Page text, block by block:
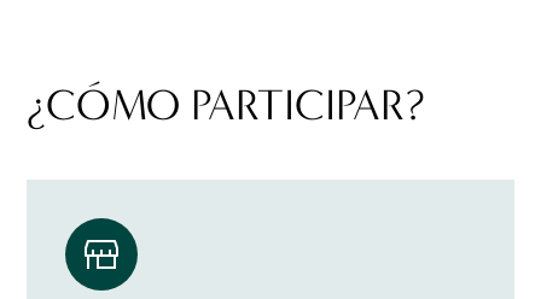
¿CÓMO PARTICIPAR?